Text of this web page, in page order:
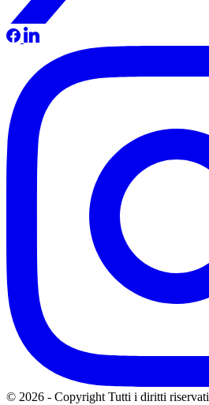
© 2026 - Copyright Tutti i diritti riservati